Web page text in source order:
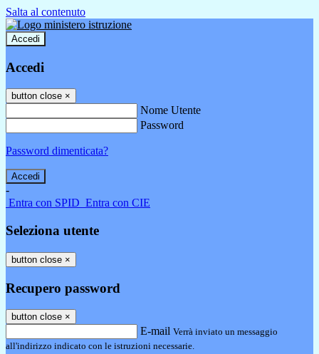
Salta al contenuto
Accedi
Accedi
button close ×
Nome Utente
Password
Password dimenticata?
-
Entra con SPID Entra con CIE
Seleziona utente
button close ×
Recupero password
button close ×
E-mail Verrà inviato un messaggio
all'indirizzo indicato con le istruzioni necessarie.